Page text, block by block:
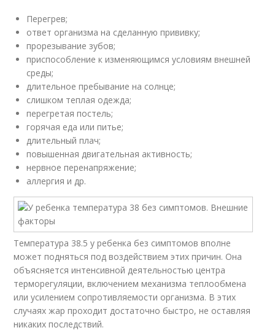
Перегрев;
ответ организма на сделанную прививку;
прорезывание зубов;
приспособление к изменяющимся условиям внешней
среды;
длительное пребывание на солнце;
слишком теплая одежда;
перегретая постель;
горячая еда или питье;
длительный плач;
повышенная двигательная активность;
нервное перенапряжение;
аллергия и др.
Температура 38.5 у ребенка без симптомов вполне
может подняться под воздействием этих причин. Она
объясняется интенсивной деятельностью центра
терморегуляции, включением механизма теплообмена
или усилением сопротивляемости организма. В этих
случаях жар проходит достаточно быстро, не оставляя
никаких последствий.